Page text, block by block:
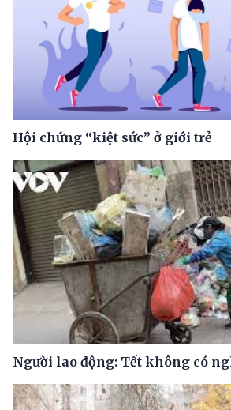
Hội chứng “kiệt sức” ở giới trẻ
Người lao động: Tết không có